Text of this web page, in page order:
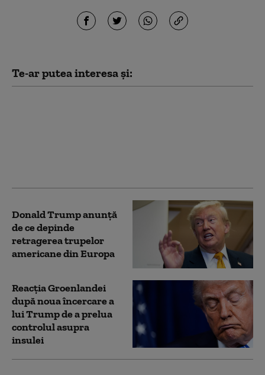
Te-ar putea interesa și:
Donald Trump anunță
de ce depinde
retragerea trupelor
americane din Europa
Reacția Groenlandei
după noua încercare a
lui Trump de a prelua
controlul asupra
insulei